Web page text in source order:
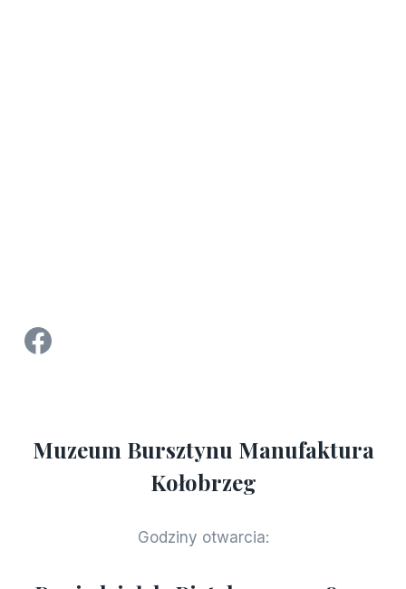
Strona Facebook Manufaktura Bursztynu - Muzeum Bursztynu w Kołobrzegu
Muzeum Bursztynu Manufaktura
Kołobrzeg
Godziny otwarcia: